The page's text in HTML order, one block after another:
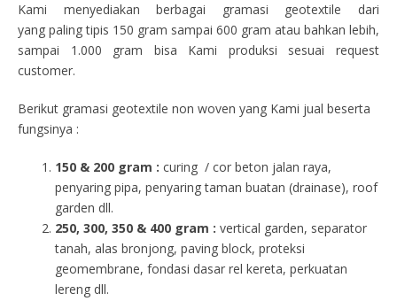
Kami menyediakan berbagai gramasi geotextile dari
yang paling tipis 150 gram sampai 600 gram atau bahkan lebih,
sampai 1.000 gram bisa Kami produksi sesuai request
customer.
Berikut gramasi geotextile non woven yang Kami jual beserta
fungsinya :
150 & 200 gram : curing / cor beton jalan raya,
penyaring pipa, penyaring taman buatan (drainase), roof
garden dll.
250, 300, 350 & 400 gram : vertical garden, separator
tanah, alas bronjong, paving block, proteksi
geomembrane, fondasi dasar rel kereta, perkuatan
lereng dll.